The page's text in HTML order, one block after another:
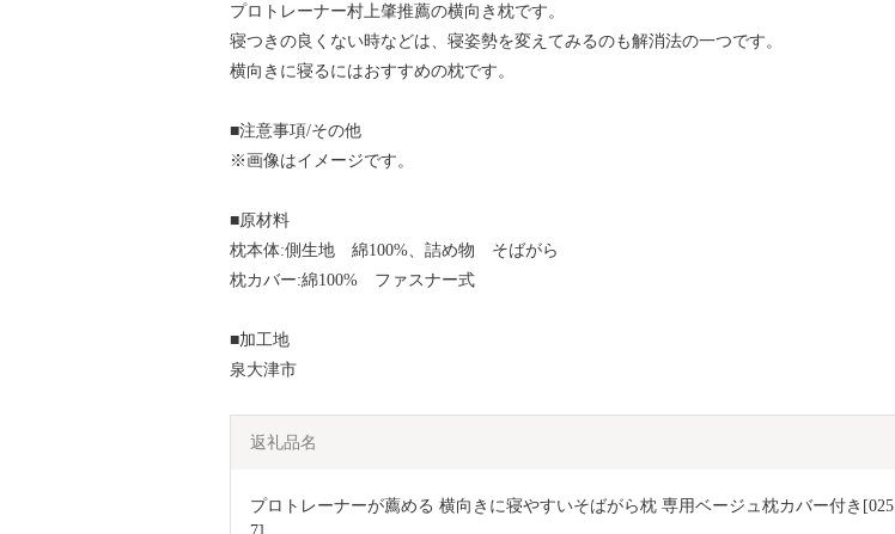
プロトレーナー村上肇推薦の横向き枕です。
寝つきの良くない時などは、寝姿勢を変えてみるのも解消法の一つです。
横向きに寝るにはおすすめの枕です。
■注意事項/その他
※画像はイメージです。
■原材料
枕本体:側生地 綿100%、詰め物 そばがら
枕カバー:綿100% ファスナー式
■加工地
泉大津市
返礼品名
プロトレーナーが薦める 横向きに寝やすいそばがら枕 専用ベージュ枕カバー付き[025